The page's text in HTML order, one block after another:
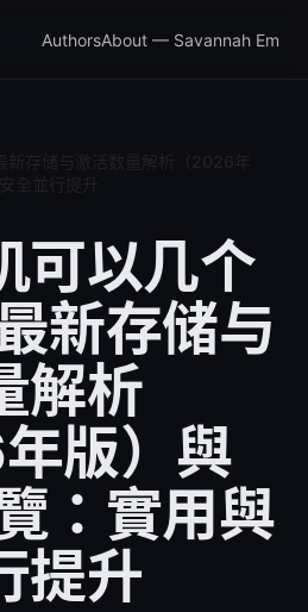
AuthorsAbout — Savannah Em
可以几个
新存储与
解析
版）與
：實用與
提升